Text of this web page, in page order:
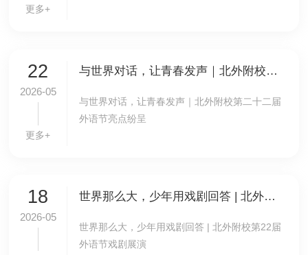
更多+
22
2026-05
更多+
与世界对话，让青春发声｜北外附校第二十二届外语节亮点纷呈
与世界对话，让青春发声｜北外附校第二十二届
外语节亮点纷呈
18
2026-05
世界那么大，少年用戏剧回答 | 北外附校第22届外语节戏剧展演
世界那么大，少年用戏剧回答 | 北外附校第22届
外语节戏剧展演